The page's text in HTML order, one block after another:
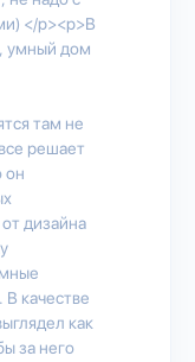
</p><p>В
умный дом
там не
решает
он
дизайна
В качестве
как
за него